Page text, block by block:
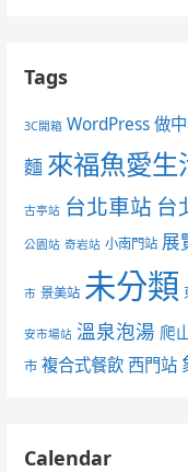
Tags
3C開箱 WordPress 做
麵 來福魚愛生
古亭站 台北車站 台
公園站 奇岩站 小南門站 展
市 景美站 未分類
安市場站 溫泉泡湯 爬
市 複合式餐飲 西門站
Calendar